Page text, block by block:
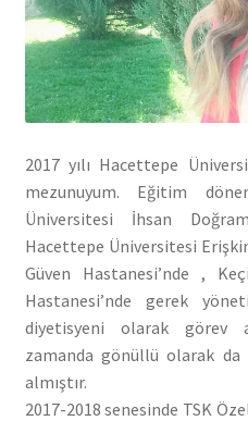
2017 yılı Hacettepe
mezunuyum. Eğitim
Üniversitesi İhsan
Hacettepe Üniversitesi
Güven Hastanesi’nde ,
Hastanesi’nde gerek
diyetisyeni olarak görev
zamanda gönüllü olarak
almıştır.
2017-2018 senesinde TSK